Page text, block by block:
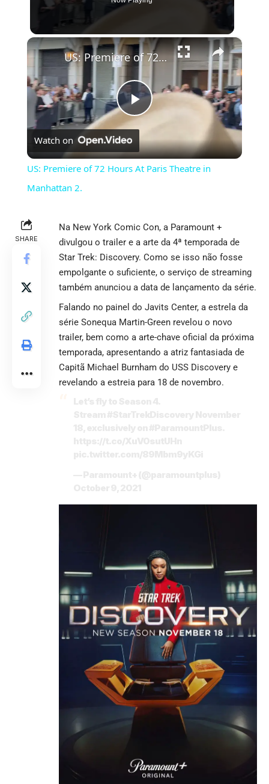
×
Play
Video
US: Premiere of 72 Hours At Paris Theatre in Manhattan 2.
Watch on
US: Premiere of 72 Hours At Paris Theatre in
Manhattan 2.
SHARE
Na New York Comic Con, a Paramount +
divulgou o trailer e a arte da 4ª temporada de
Star Trek: Discovery. Como se isso não fosse
empolgante o suficiente, o serviço de streaming
também anunciou a data de lançamento da série.
Falando no painel do Javits Center, a estrela da
série Sonequa Martin-Green revelou o novo
trailer, bem como a arte-chave oficial da próxima
temporada, apresentando a atriz fantasiada de
Capitã Michael Burnham do USS Discovery e
revelando a estreia para 18 de novembro.